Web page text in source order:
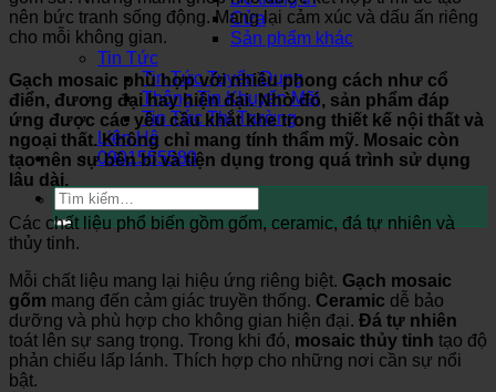
Cửa
Sản phẩm khác
Tin Tức
Tin Tức Tuyển Dụng
Thông Tin Khuyến Mãi
Tin Tức Thị Trường
Liên Hệ
0901555580
Tìm
kiếm:
nên bức tranh sống động. Mang lại cảm xúc và dấu ấn riêng
cho mỗi không gian.
Gạch mosaic phù hợp với nhiều phong cách như cổ
điển, đương đại hay hiện đại. Nhờ đó, sản phẩm đáp
ứng được các yêu cầu khắt khe trong thiết kế nội thất và
ngoại thất. Không chỉ mang tính thẩm mỹ. Mosaic còn
tạo nên sự bền bỉ và tiện dụng trong quá trình sử dụng
lâu dài.
Các chất liệu phổ biến gồm gốm, ceramic, đá tự nhiên và
thủy tinh.
Mỗi chất liệu mang lại hiệu ứng riêng biệt. Gạch mosaic
gốm mang đến cảm giác truyền thống. Ceramic dễ bảo
dưỡng và phù hợp cho không gian hiện đại. Đá tự nhiên
toát lên sự sang trọng. Trong khi đó, mosaic thủy tinh tạo độ
phản chiếu lấp lánh. Thích hợp cho những nơi cần sự nổi
bật.